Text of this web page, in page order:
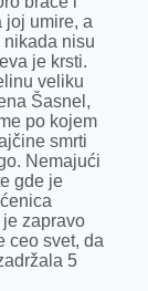
joj umire, a
nisu
je krsti.
veliku
Šasnel,
po kojem
smrti
Nemajući
gde je
zapravo
ceo svet, da
5